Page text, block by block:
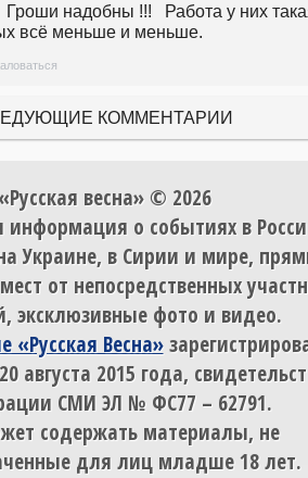
Гроши надобны !!!   Работа у них
всё меньше и меньше.
КОММЕНТАРИИ
«Русская весна» © 2026
информация о событиях в
Украине, в Сирии и мире,
от непосредственных
эксклюзивные фото и видео.
«Русская Весна»
августа 2015 года,
СМИ ЭЛ № ФС77 – 62791.
содержать материалы, не
для лиц младше 18 лет.